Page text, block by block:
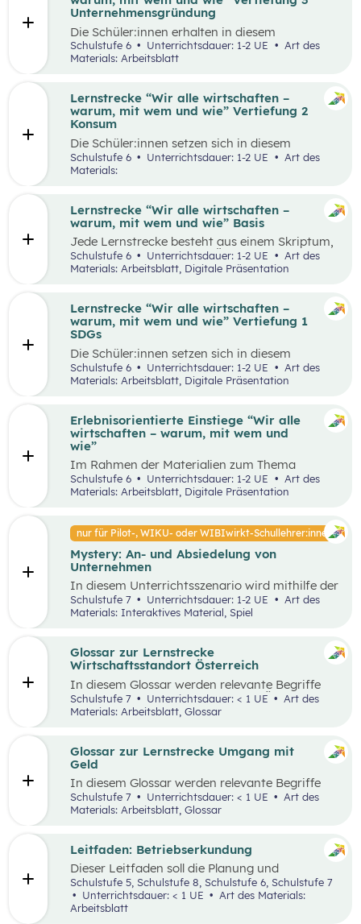
Runde zu Runde verbessern.
Unternehmensgründung
Die Schüler:innen erhalten in diesem
Gedankenexperiment die Möglichkeit ein
Unternehmen unter Berücksichtigung von
Business Model Canvas, welche Bedürfnisse sie
erfüllen wollen und treffen damit verbundene
Entscheidungen. Die Idee wird in einem
Schulstufe 6 Unterrichtsdauer: 1-2 UE
Art des
Materials: Arbeitsblatt
Lernstrecke “Wir alle wirtschaften –
warum, mit wem und wie” Vertiefung 2
Konsum
Die Schüler:innen setzen sich in diesem
Unterrichtsszenario mit nachhaltigem Konsum
auseinander. Sie recherchieren selbstständig zu
Schulstufe 6 Unterrichtsdauer: 1-2 UE
Materials:
Lernstrecke “Wir alle wirtschaften –
warum, mit wem und wie” Basis
Jede Lernstrecke besteht aus einem Skriptum,
welches dazu dient einen Überblick über die
jeweilige Lernstrecke zu erhalten. Mit
Wissen und entwickeln Fähigkeiten,
Einstellungen und Verhaltensbereitschaften, die
sie in ökonomisch geprägten Lebenssituationen
ökonomische Herausforderungen, Aufgaben
und Problemstellungen erkennen, analysieren,
beurteilen und erfolgreich bewältigen zu
Schulstufe 6 Unterrichtsdauer: 1-2 UE
Art des
Materials: Arbeitsblatt, Digitale Präsentation
Lernstrecke “Wir alle wirtschaften –
warum, mit wem und wie” Vertiefung 1
SDGs
Die Schüler:innen setzen sich in diesem
Unterrichtsszenario mit den SDGs (Sustainable
Development Goals) auseinander. Sie wählen ein
SDG und entdecken in ihrer Umgebung Orte, an
machen ein Foto davon. Anschließend werden
Verbesserungsvorschläge erarbeitet.
Schulstufe 6 Unterrichtsdauer: 1-2 UE
Materials: Arbeitsblatt, Digitale Präsentation
Erlebnisorientierte Einstiege “Wir alle
wirtschaften – warum, mit wem und
wie”
Im Rahmen der Materialien zum Thema
“Grundlagen der Wirtschaft” werden drei
mögliche Einstiegsideen vorgestellt. Diese
Vorschläge zeichnen sich nicht nur durch ihre
als Erlebnisse konzipiert, um die Schüler:innen
aktiv in den Lernprozess einzubinden.
Schulstufe 6 Unterrichtsdauer: 1-2 UE
Materials: Arbeitsblatt, Digitale Präsentation
nur für Pilot-, WIKU- oder WIBIwirkt-Schullehrer:innen
Mystery: An- und Absiedelung von
Unternehmen
In diesem Unterrichtsszenario wird mithilfe der
Methode Mystery das Thema „Ansiedelung von
Unternehmen“ vertiefend behandelt. Im
einer komplexen Fragestellung an der
Schnittstelle von Gesellschaft, Wirtschaft und
Schulstufe 7 Unterrichtsdauer: 1-2 UE
Art des
Materials: Interaktives Material, Spiel
Glossar zur Lernstrecke
Wirtschaftsstandort Österreich
In diesem Glossar werden relevante Begriffe
zum Thema „Wirtschaftsstandort Österreich“
erklärt. Zusätzlich gibt es Arbeitsblätter zu
ausgewählten Begriffen.
Schulstufe 7 Unterrichtsdauer: < 1 UE
Materials: Arbeitsblatt, Glossar
Glossar zur Lernstrecke Umgang mit
Geld
In diesem Glossar werden relevante Begriffe
zum Thema „Geld“ erklärt. Zusätzlich gibt es
Arbeitsblätter zu ausgewählten Begriffen.
Schulstufe 7 Unterrichtsdauer: < 1 UE
Materials: Arbeitsblatt, Glossar
Leitfaden: Betriebserkundung
Dieser Leitfaden soll die Planung und
Durchführung von Betriebserkundungen
erleichtern. Im Zuge dieses Leitfadens werden
Leitfragen zu folgenden Schwerpunkten
Schulstufe 5, Schulstufe 8, Schulstufe 6, Schulstufe 7
Unterrichtsdauer: < 1 UE
Art des Materials:
Arbeitsblatt